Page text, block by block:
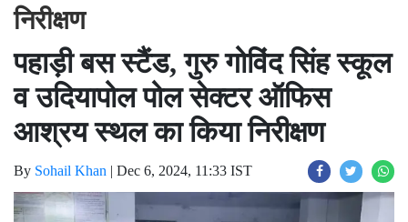
निरीक्षण
पहाड़ी बस स्टैंड, गुरु गोविंद सिंह स्कूल
व उदियापोल पोल सेक्टर ऑफिस
आश्रय स्थल का किया निरीक्षण
By Sohail Khan | Dec 6, 2024, 11:33 IST